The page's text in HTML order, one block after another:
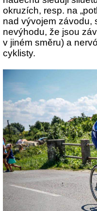
okruzích, resp. na
nad vývojem závodu,
nevýhodu, že jsou
v jiném směru) a
cyklisty.